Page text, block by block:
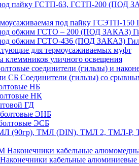
для термоусаживаемых муфт
клеммников уличного освещения
соединители (гильзы) и
Соединители (гильзы) со
НБ
НК
ГД
ЭНБ
ЭСБ
Наконечники кабельные
Наконечники кабельные